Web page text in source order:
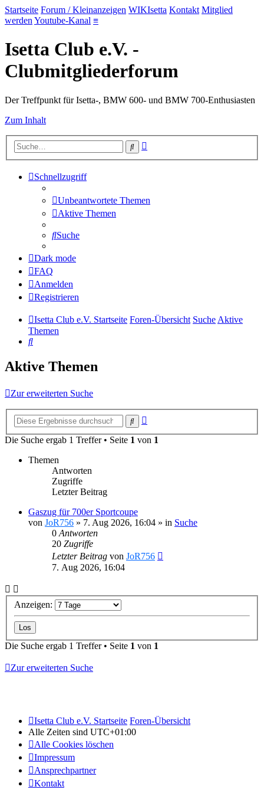
Startseite Forum / Kleinanzeigen WIKIsetta Kontakt Mitglied
werden Youtube-Kanal ≡
Isetta Club e.V. -
Clubmitgliederforum
Der Treffpunkt für Isetta-, BMW 600- und BMW 700-Enthusiasten
Zum Inhalt
Suche
Schnellzugriff
Unbeantwortete Themen
Aktive Themen
Suche
Dark mode
FAQ
Anmelden
Registrieren
Isetta Club e.V. Startseite Foren-Übersicht SucheAktive
Themen
Suche
Aktive Themen
Zur erweiterten Suche
Suche
Die Suche ergab 1 Treffer • Seite 1 von 1
Themen
Antworten
Zugriffe
Letzter Beitrag
Gaszug für 700er Sportcoupe
von JoR756 » 7. Aug 2026, 16:04 » in Suche
0 Antworten
20 Zugriffe
Letzter Beitrag von JoR756
7. Aug 2026, 16:04
Anzeigen:
Die Suche ergab 1 Treffer • Seite 1 von 1
Zur erweiterten Suche
Isetta Club e.V. Startseite Foren-Übersicht
Alle Zeiten sind UTC+01:00
Alle Cookies löschen
Impressum
Ansprechpartner
Kontakt